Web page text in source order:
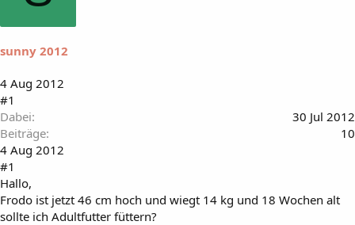
a
t
sunny 2012
4 Aug 2012
#1
Dabei
30 Jul 2012
Beiträge
10
4 Aug 2012
#1
Hallo,
Frodo ist jetzt 46 cm hoch und wiegt 14 kg und 18 Wochen alt
sollte ich Adultfutter füttern?